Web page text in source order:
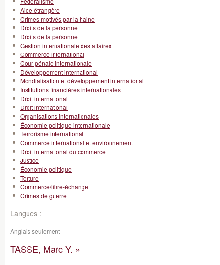
Aide étrangère
Crimes motivés par la haine
Droits de la personne
Droits de la personne
Gestion internationale des affaires
Commerce international
Cour pénale internationale
Développement international
Mondialisation et développement international
Institutions financières internationales
Droit international
Droit international
Organisations internationales
Économie politique internationale
Terrorisme international
Commerce international et environnement
Droit international du commerce
Justice
Économie politique
Torture
Commerce/libre-échange
Crimes de guerre
Langues :
Anglais seulement
TASSE, Marc Y. »